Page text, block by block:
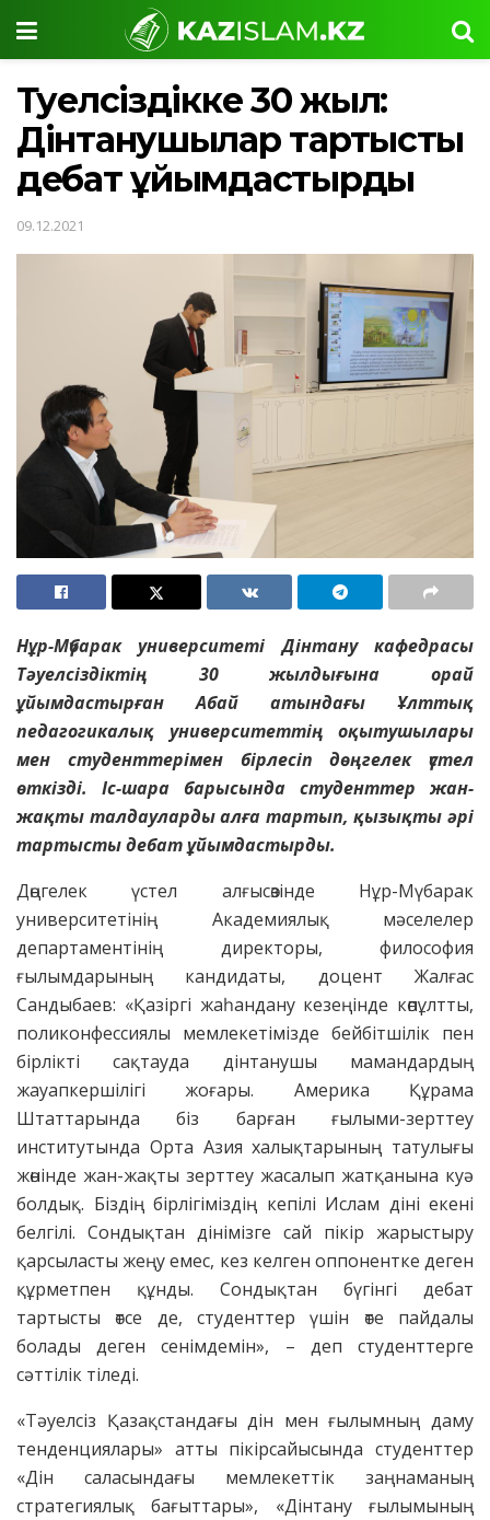
Тәуелсіздікке 30 жыл:
Дінтанушылар тартысты
дебат ұйымдастырды
09.12.2021
Нұр-Мүбарак университеті Дінтану кафедрасы
Тәуелсіздіктің 30 жылдығына орай
ұйымдастырған Абай атындағы Ұлттық
педагогикалық университеттің оқытушылары
мен студенттерімен бірлесіп дөңгелек үстел
өткізді. Іс-шара барысында студенттер жан-
жақты талдауларды алға тартып, қызықты әрі
тартысты дебат ұйымдастырды.
Дөңгелек үстел алғысөзінде Нұр-Мүбарак
университетінің Академиялық мәселелер
департаментінің директоры, философия
ғылымдарының кандидаты, доцент Жалғас
Сандыбаев: «Қазіргі жаһандану кезеңінде көпұлтты,
поликонфессиялы мемлекетімізде бейбітшілік пен
бірлікті сақтауда дінтанушы мамандардың
жауапкершілігі жоғары. Америка Құрама
Штаттарында біз барған ғылыми-зерттеу
институтында Орта Азия халықтарының татулығы
жөнінде жан-жақты зерттеу жасалып жатқанына куә
болдық. Біздің бірлігіміздің кепілі Ислам діні екені
белгілі. Сондықтан дінімізге сай пікір жарыстыру
қарсыласты жеңу емес, кез келген оппонентке деген
құрметпен құнды. Сондықтан бүгінгі дебат
тартысты өтсе де, студенттер үшін өте пайдалы
болады деген сенімдемін», – деп студенттерге
сәттілік тіледі.
«Тәуелсіз Қазақстандағы дін мен ғылымның даму
тенденциялары» атты пікірсайысында студенттер
«Дін саласындағы мемлекеттік заңнаманың
стратегиялық бағыттары», «Дінтану ғылымының